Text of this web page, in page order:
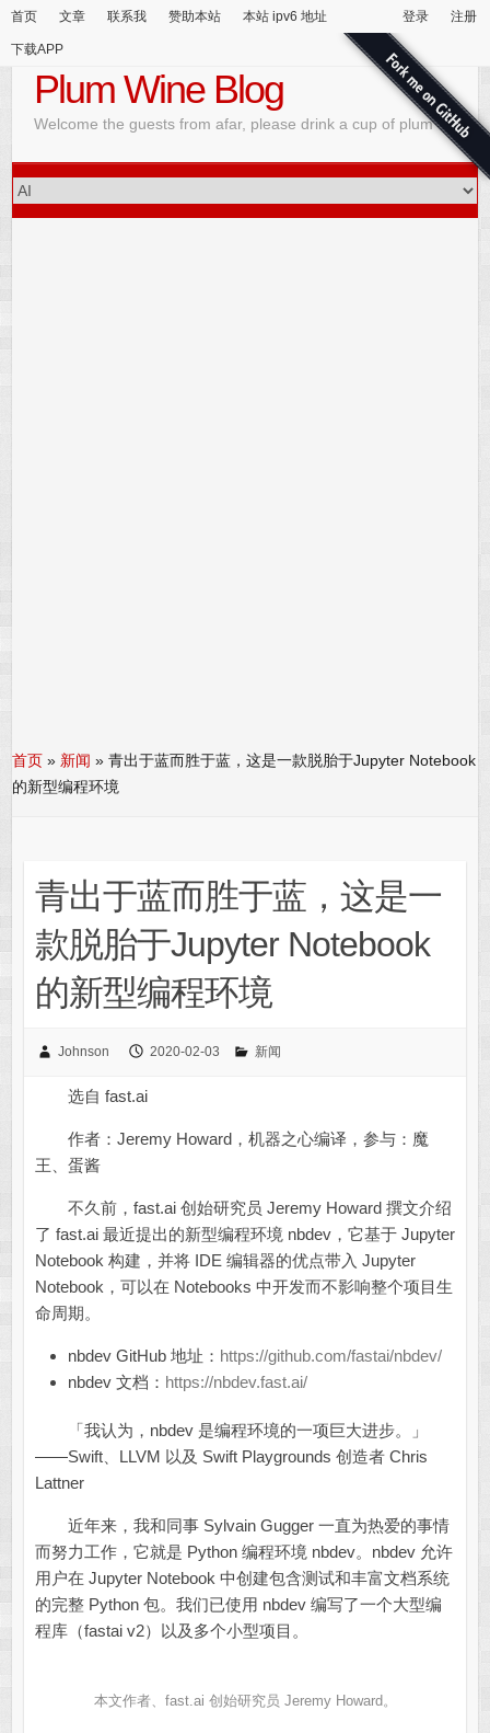
首页 文章 联系我 赞助本站 本站 ipv6 地址
下载APP
登录 注册
Plum Wine Blog
Welcome the guests from afar, please drink a cup of plum wine
首页 » 新闻 »青出于蓝而胜于蓝，这是一款脱胎于Jupyter Notebook
的新型编程环境
青出于蓝而胜于蓝，这是一
款脱胎于Jupyter Notebook
的新型编程环境
Johnson 2020-02-03 新闻
选自 fast.ai
作者：Jeremy Howard，机器之心编译，参与：魔
王、蛋酱
不久前，fast.ai 创始研究员 Jeremy Howard 撰文介绍
了 fast.ai 最近提出的新型编程环境 nbdev，它基于 Jupyter
Notebook 构建，并将 IDE 编辑器的优点带入 Jupyter
Notebook，可以在 Notebooks 中开发而不影响整个项目生
命周期。
nbdev GitHub 地址： https://github.com/fastai/nbdev/
nbdev 文档： https://nbdev.fast.ai/
「我认为，nbdev 是编程环境的一项巨大进步。」
——Swift、LLVM 以及 Swift Playgrounds 创造者 Chris
Lattner
近年来，我和同事 Sylvain Gugger 一直为热爱的事情
而努力工作，它就是 Python 编程环境 nbdev。nbdev 允许
用户在 Jupyter Notebook 中创建包含测试和丰富文档系统
的完整 Python 包。我们已使用 nbdev 编写了一个大型编
程库（fastai v2）以及多个小型项目。
本文作者、fast.ai 创始研究员 Jeremy Howard。